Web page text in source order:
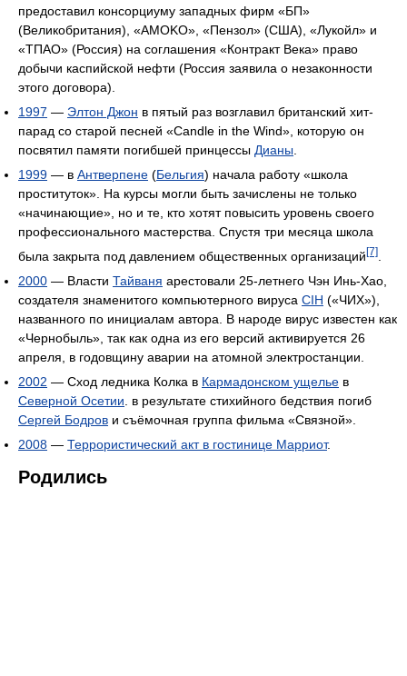
предоставил консорциуму западных фирм «БП»
(Великобритания), «AMOKO», «Пензол» (США), «Лукойл» и
«ТПАО» (Россия) на соглашения «Контракт Века» право
добычи каспийской нефти (Россия заявила о незаконности
этого договора).
1997 — Элтон Джон в пятый раз возглавил британский хит-
парад со старой песней «Candle in the Wind», которую он
посвятил памяти погибшей принцессы Дианы
1999 — в Антверпене (Бельгия) начала работу «школа
проституток». На курсы могли быть зачислены не только
«начинающие», но и те, кто хотят повысить уровень своего
профессионального мастерства. Спустя три месяца школа
была закрыта под давлением общественных организаций[7]
2000 — Власти Тайваня арестовали 25-летнего Чэн Инь-Хао,
создателя знаменитого компьютерного вируса CIH («ЧИХ»),
названного по инициалам автора. В народе вирус известен как
«Чернобыль», так как одна из его версий активируется 26
апреля, в годовщину аварии на атомной электростанции.
2002 — Сход ледника Колка в Кармадонском ущелье в
Северной Осетии . в результате стихийного бедствия погиб
Сергей Бодров и съёмочная группа фильма «Связной».
2008 — Террористический акт в гостинице Марриот.
Родились